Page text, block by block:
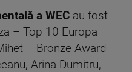
a WEC au fost
– Top 10 Europa
– Bronze Award
Arina Dumitru,